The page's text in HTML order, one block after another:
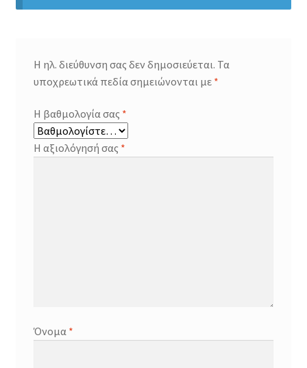
Η ηλ. διεύθυνση σας δεν δημοσιεύεται. Τα
υποχρεωτικά πεδία σημειώνονται με *
Η βαθμολογία σας *
Η αξιολόγησή σας *
Όνομα *